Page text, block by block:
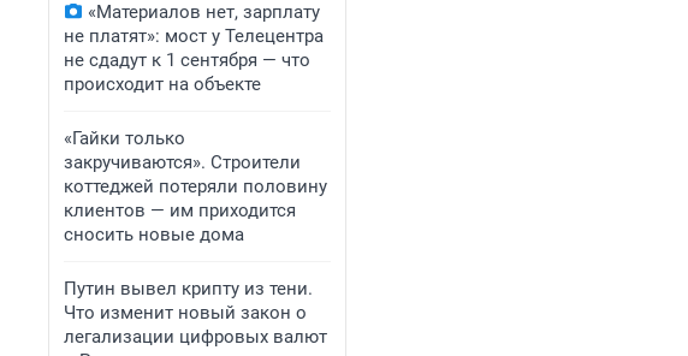
«Материалов нет, зарплату
не платят»: мост у Телецентра
не сдадут к 1 сентября — что
происходит на объекте
«Гайки только
закручиваются». Строители
коттеджей потеряли половину
клиентов — им приходится
сносить новые дома
Путин вывел крипту из тени.
Что изменит новый закон о
легализации цифровых валют